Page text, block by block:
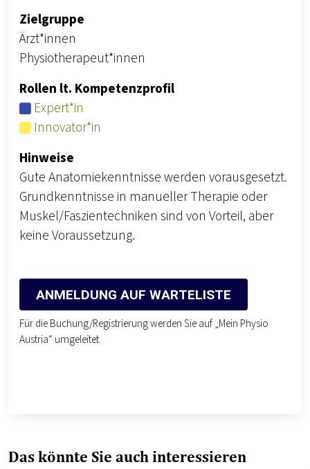
Zielgruppe
Ärzt*innen
Physiotherapeut*innen
Rollen lt. Kompetenzprofil
Expert*in
Innovator*in
Hinweise
Gute Anatomiekenntnisse werden vorausgesetzt.
Grundkenntnisse in manueller Therapie oder
Muskel/Faszientechniken sind von Vorteil, aber
keine Voraussetzung.
ANMELDUNG AUF WARTELISTE
Für die Buchung/Registrierung werden Sie auf „Mein Physio
Austria“ umgeleitet.
Das könnte Sie auch interessieren